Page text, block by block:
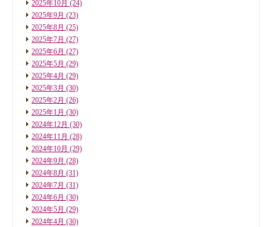
2025年10月 (24)
2025年9月 (23)
2025年8月 (25)
2025年7月 (27)
2025年6月 (27)
2025年5月 (29)
2025年4月 (29)
2025年3月 (30)
2025年2月 (26)
2025年1月 (30)
2024年12月 (30)
2024年11月 (28)
2024年10月 (29)
2024年9月 (28)
2024年8月 (31)
2024年7月 (31)
2024年6月 (30)
2024年5月 (29)
2024年4月 (30)